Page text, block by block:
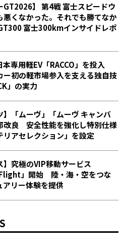
GT2026】 第4戦 富士スピードウ
くなかった。それでも勝てなか
GT300 富士300kmインサイドレポ
本専用軽EV「RACCO」を投入
ー初の軽市場参入を支える独自技
」の実力
】「ムーヴ」「ムーヴ キャンバ
改良 安全性能を強化し特別仕様
リアセレクション」を設定
】究極のVIP移動サービス
Flight」開始 陸・海・空をつな
アリー体験を提供